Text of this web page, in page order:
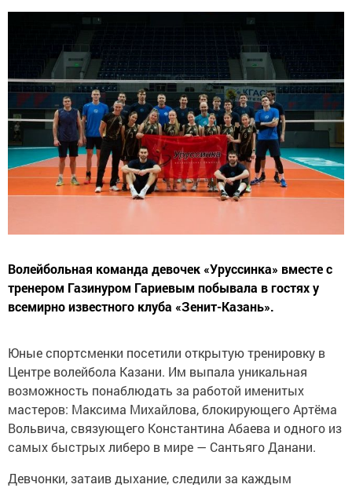
Волейбольная команда девочек «Уруссинка» вместе с
тренером Газинуром Гариевым побывала в гостях у
всемирно известного клуба «Зенит-Казань».
Юные спортсменки посетили открытую тренировку в
Центре волейбола Казани. Им выпала уникальная
возможность понаблюдать за работой именитых
мастеров: Максима Михайлова, блокирующего Артёма
Вольвича, связующего Константина Абаева и одного из
самых быстрых либеро в мире — Сантьяго Данани.
Девчонки, затаив дыхание, следили за каждым